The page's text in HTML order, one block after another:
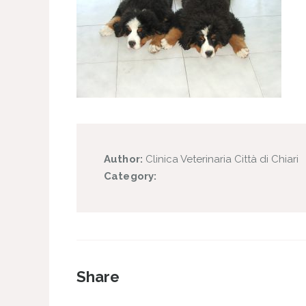
Author: Clinica Veterinaria Città di Chiari
Category:
Share